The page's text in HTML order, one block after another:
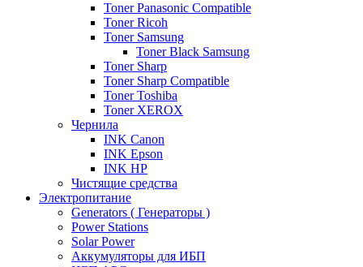
Toner Panasonic Compatible
Toner Ricoh
Toner Samsung
Toner Black Samsung
Toner Sharp
Toner Sharp Compatible
Toner Toshiba
Toner XEROX
Чернила
INK Canon
INK Epson
INK HP
Чистящие средства
Электропитание
Generators ( Генераторы )
Power Stations
Solar Power
Аккумуляторы для ИБП